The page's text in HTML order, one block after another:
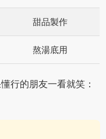
甜品製作
熬湯底用
行的朋友一看就笑：